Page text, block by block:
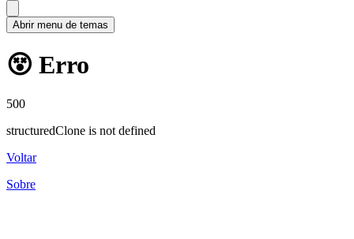
Abrir menu de temas
😵 Erro
500
structuredClone is not defined
Voltar
Sobre